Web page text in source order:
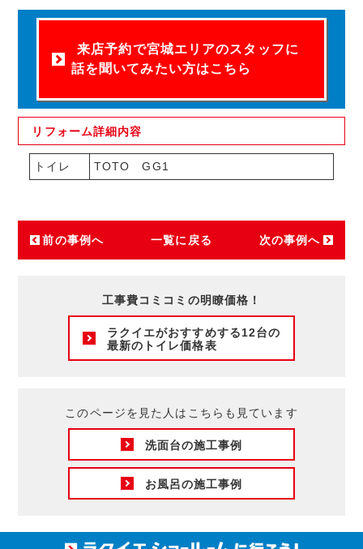
来店予約で宮城エリアのスタッフに
話を聞いてみたい方はこちら
リフォーム詳細内容
トイレ TOTO GG1
前の事例へ 一覧に戻る 次の事例へ
工事費コミコミの明瞭価格！
ラクイエがおすすめする12台の
最新のトイレ価格表
このページを見た人はこちらも見ています
洗面台の施工事例
お風呂の施工事例